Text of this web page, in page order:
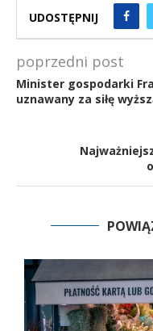
UDOSTĘPNIJ
poprzedni post
Minister gospodarki
uznawany za siłę